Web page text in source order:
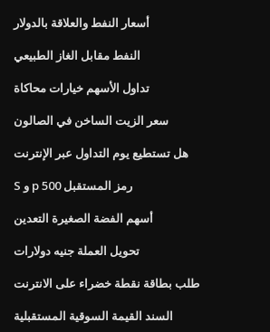
أسعار النفط والعلاقة بالدولار
النفط مقابل الغاز الطبيعي
تداول الأسهم خيارات محاكاة
سعر الزيت الساخن في الصالون
هل تستطيع يوم التداول عبر الإنترنت
S و p 500 رمز المستقبل
أسهم الفضة الصغيرة التعدين
تحويل العملة جنيه دولارات
طلب بطاقة نقطة خضراء على الانترنت
السند القيمة السوقية المستقبلية